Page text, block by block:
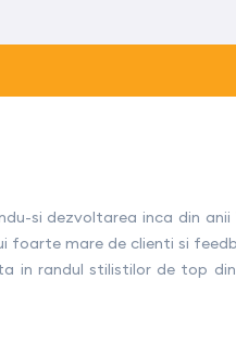
si dezvoltarea inca din anii
foarte mare de clienti si
in randul stilistilor de top din